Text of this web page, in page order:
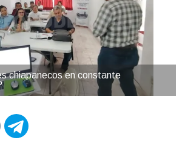
chiapanecos en constante